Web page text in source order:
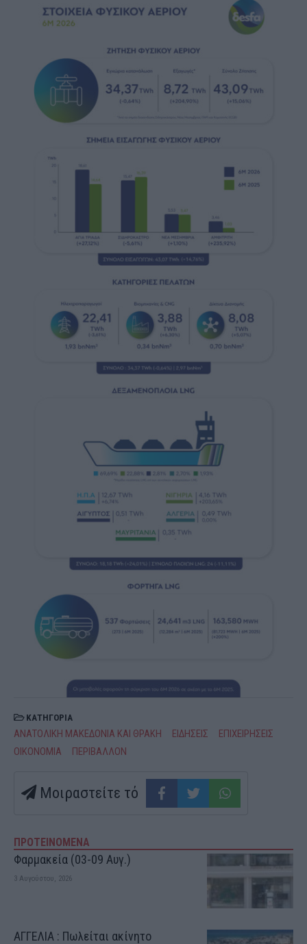
ΚΑΤΗΓΟΡΙΑ
ΑΝΑΤΟΛΙΚΗ ΜΑΚΕΔΟΝΙΑ ΚΑΙ ΘΡΑΚΗ ΕΙΔΗΣΕΙΣ
ΕΠΙΧΕΙΡΗΣΕΙΣ
ΟΙΚΟΝΟΜΙΑ
ΠΕΡΙΒΑΛΛΟΝ
Μοιραστείτε τό
ΠΡΟΤΕΙΝΟΜΕΝΑ
Φαρμακεία (03-09 Αυγ.)
3 Αυγούστου, 2026
ΑΓΓΕΛΙΑ : Πωλείται ακίνητο